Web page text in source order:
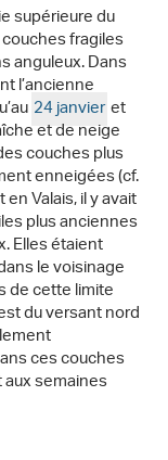
supérieure du
fragiles
anguleux. Dans
l’ancienne
24 janvieret
et de neige
couches plus
enneigées (cf.
Valais, il y avait
plus anciennes
Elles étaient
le voisinage
de cette limite
du versant nord
ces couches
semaines